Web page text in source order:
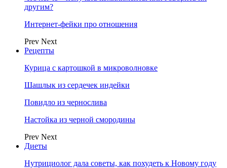
другим?
Интернет-фейки про отношения
Prev Next
Рецепты
Курица с картошкой в микроволновке
Шашлык из сердечек индейки
Повидло из чернослива
Настойка из черной смородины
Prev Next
Диеты
Нутрициолог дала советы, как похудеть к Новому году